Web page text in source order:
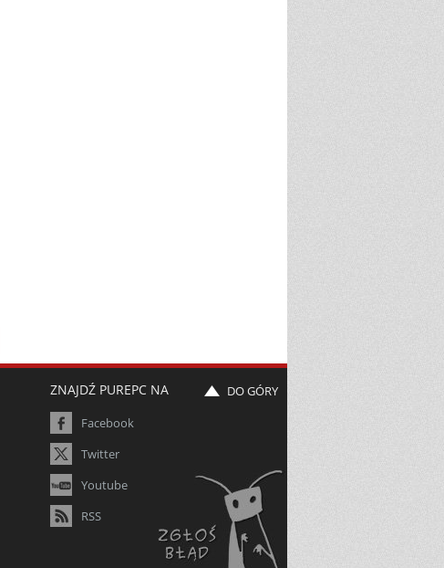
ZNAJDŹ PUREPC NA
Facebook
Twitter
Youtube
RSS
DO GÓRY